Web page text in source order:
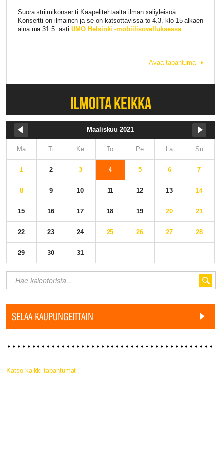
Suora striimikonsertti Kaapelitehtaalta ilman saliyleisöä.
Konsertti on ilmainen ja se on katsottavissa to 4.3. klo 15 alkaen
aina ma 31.5. asti UMO Helsinki -mobiilisovelluksessa.
Avaa tapahtuma
ILMOITA KEIKKA
Maaliskuu 2021
Ma Ti Ke To Pe La Su
1 2 3 4 5 6 7
8 9 10 11 12 13 14
15 16 17 18 19 20 21
22 23 24 25 26 27 28
29 30 31
SELAA KAUPUNGEITTAIN
Katso kaikki tapahtumat